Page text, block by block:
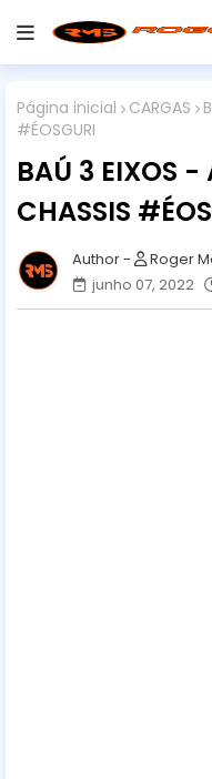
Página inicial CARGAS
#ÉOSGURI
BAÚ 3 EIXOS -
CHASSIS
Roger
junho 07, 2022